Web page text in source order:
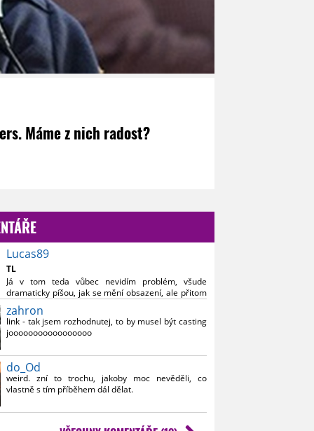
Máme z nich radost?
Lucas89
TL
Já v tom teda vůbec nevidím problém, všude
dramaticky píšou, jak se mění obsazení, ale přitom
všichni důležití zůstavají :D to je pro mě hlavní a
uvidíme, jak se s tím poperou
zahron
link - tak jsem rozhodnutej, to by musel být casting
jooooooooooooooooo
do_Od
weird. zní to trochu, jakoby moc nevěděli, co
vlastně s tím příběhem dál dělat.